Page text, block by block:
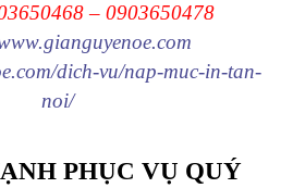
– 0903650478
dich-vu/nap-muc-in-tan-
noi/
PHỤC VỤ QUÝ